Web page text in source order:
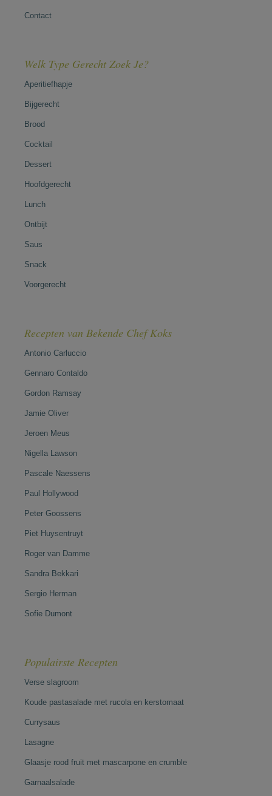
Contact
Welk Type Gerecht Zoek Je?
Aperitiefhapje
Bijgerecht
Brood
Cocktail
Dessert
Hoofdgerecht
Lunch
Ontbijt
Saus
Snack
Voorgerecht
Recepten van Bekende Chef Koks
Antonio Carluccio
Gennaro Contaldo
Gordon Ramsay
Jamie Oliver
Jeroen Meus
Nigella Lawson
Pascale Naessens
Paul Hollywood
Peter Goossens
Piet Huysentruyt
Roger van Damme
Sandra Bekkari
Sergio Herman
Sofie Dumont
Populairste Recepten
Verse slagroom
Koude pastasalade met rucola en kerstomaat
Currysaus
Lasagne
Glaasje rood fruit met mascarpone en crumble
Garnaalsalade